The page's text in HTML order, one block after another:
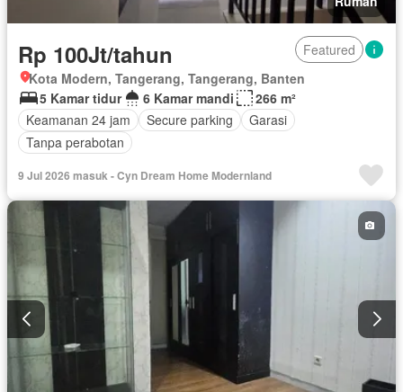
Rp 100Jt/tahun
Featured
Kota Modern, Tangerang, Tangerang, Banten
5 Kamar tidur
6 Kamar mandi
266 m²
Keamanan 24 jam
Secure parking
Garasi
Tanpa perabotan
9 Jul 2026 masuk - Cyn Dream Home Modernland